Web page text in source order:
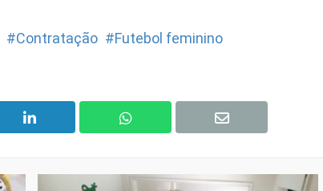
Contratação
Futebol feminino